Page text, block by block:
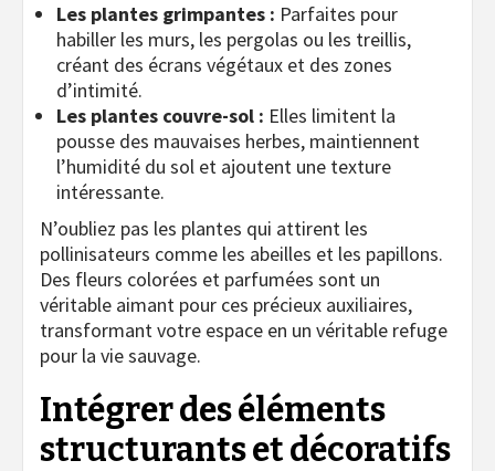
Les plantes grimpantes : Parfaites pour
habiller les murs, les pergolas ou les treillis,
créant des écrans végétaux et des zones
d’intimité.
Les plantes couvre-sol : Elles limitent la
pousse des mauvaises herbes, maintiennent
l’humidité du sol et ajoutent une texture
intéressante.
N’oubliez pas les plantes qui attirent les
pollinisateurs comme les abeilles et les papillons.
Des fleurs colorées et parfumées sont un
véritable aimant pour ces précieux auxiliaires,
transformant votre espace en un véritable refuge
pour la vie sauvage.
Intégrer des éléments
structurants et décoratifs